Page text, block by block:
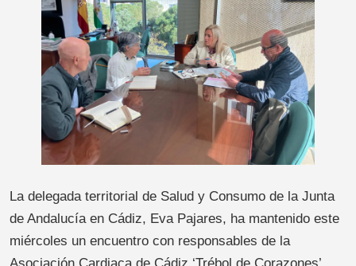
La delegada territorial de Salud y Consumo de la Junta
de Andalucía en Cádiz, Eva Pajares, ha mantenido este
miércoles un encuentro con responsables de la